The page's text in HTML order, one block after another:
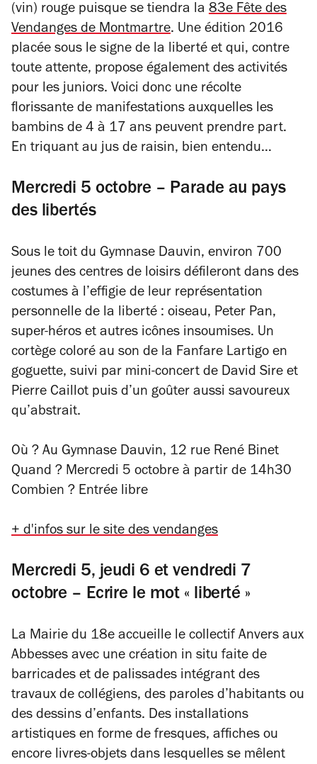
(vin) rouge puisque se tiendra la 83e Fête des
Vendanges de Montmartre. Une édition 2016
placée sous le signe de la liberté et qui, contre
toute attente, propose également des activités
pour les juniors. Voici donc une récolte
florissante de manifestations auxquelles les
bambins de 4 à 17 ans peuvent prendre part.
En triquant au jus de raisin, bien entendu…
Mercredi 5 octobre – Parade au pays
des libertés
Sous le toit du Gymnase Dauvin, environ 700
jeunes des centres de loisirs défileront dans des
costumes à l’effigie de leur représentation
personnelle de la liberté : oiseau, Peter Pan,
super-héros et autres icônes insoumises. Un
cortège coloré au son de la Fanfare Lartigo en
goguette, suivi par mini-concert de David Sire et
Pierre Caillot puis d’un goûter aussi savoureux
qu’abstrait.
Où ? Au Gymnase Dauvin, 12 rue René Binet
Quand ? Mercredi 5 octobre à partir de 14h30
Combien ? Entrée libre
+ d'infos sur le site des vendanges
Mercredi 5, jeudi 6 et vendredi 7
octobre – Ecrire le mot « liberté »
La Mairie du 18e accueille le collectif Anvers aux
Abbesses avec une création in situ faite de
barricades et de palissades intégrant des
travaux de collégiens, des paroles d’habitants ou
des dessins d’enfants. Des installations
artistiques en forme de fresques, affiches ou
encore livres-objets dans lesquelles se mêlent